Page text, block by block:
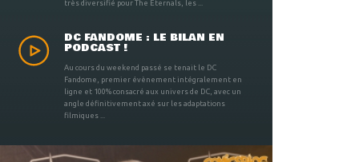
très diversifié pour The Eternals, les ...
DC FANDOME : LE BILAN EN
PODCAST !
Au cours du weekend passé se tenait le DC
Fandome, premier évènement intégralement en
ligne et 100% consacré aux univers de DC, avec un
angle définitivement axé sur les adaptations
filmiques ...